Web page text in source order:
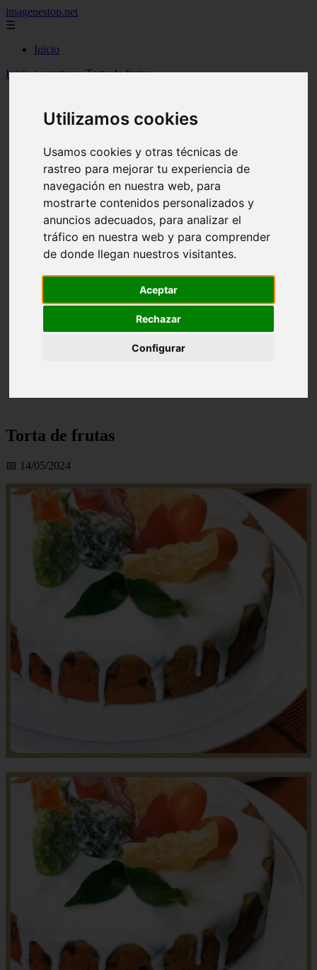
Utilizamos cookies
Usamos cookies y otras técnicas de
rastreo para mejorar tu experiencia de
navegación en nuestra web, para
mostrarte contenidos personalizados y
anuncios adecuados, para analizar el
tráfico en nuestra web y para comprender
de donde llegan nuestros visitantes.
Aceptar
Rechazar
Configurar
imagenestop.net
☰
Inicio
Inicio > recetas >Torta de frutas
Torta de frutas
📅 14/05/2024